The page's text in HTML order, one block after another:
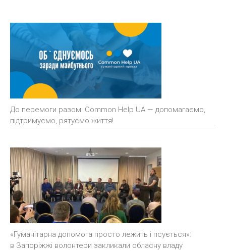
До перемоги разом: Common Help UA — допомагаємо,
підтримуємо, рятуємо життя!
«Гуманітарна допомога просто лежить і псується»:
в Запоріжжі волонтери закликали обласну владу